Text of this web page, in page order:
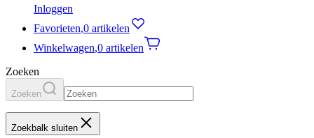
Inloggen
Favorieten,0 artikelen
Winkelwagen,0 artikelen
Zoeken
Zoeken
Zoekbalk sluiten